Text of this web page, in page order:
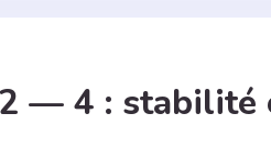
— 4 : stabilité